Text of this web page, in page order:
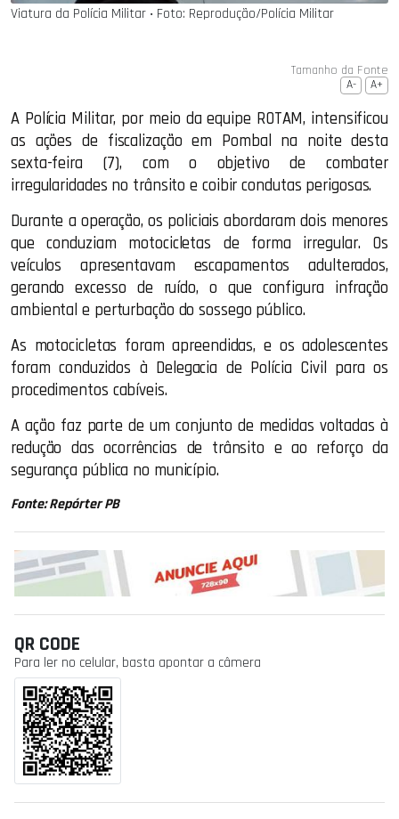
Viatura da Polícia Militar ‧ Foto: Reprodução/Polícia Militar
Tamanho da Fonte
A- A+
A Polícia Militar, por meio da equipe ROTAM, intensificou
as ações de fiscalização em Pombal na noite desta
sexta-feira (7), com o objetivo de combater
irregularidades no trânsito e coibir condutas perigosas.
Durante a operação, os policiais abordaram dois menores
que conduziam motocicletas de forma irregular. Os
veículos apresentavam escapamentos adulterados,
gerando excesso de ruído, o que configura infração
ambiental e perturbação do sossego público.
As motocicletas foram apreendidas, e os adolescentes
foram conduzidos à Delegacia de Polícia Civil para os
procedimentos cabíveis.
A ação faz parte de um conjunto de medidas voltadas à
redução das ocorrências de trânsito e ao reforço da
segurança pública no município.
Fonte: Repórter PB
QR CODE
Para ler no celular, basta apontar a câmera